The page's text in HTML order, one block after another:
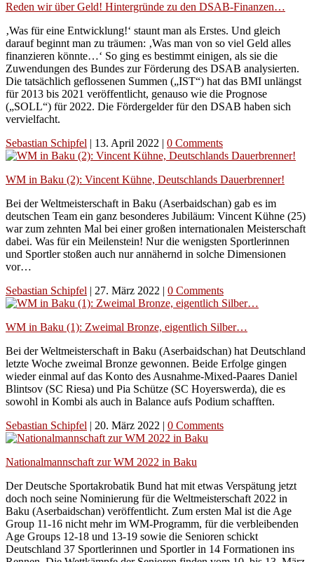
Reden wir über Geld! Hintergründe zu den DSAB-Finanzen…
‚Was für eine Entwicklung!‘ staunt man als Erstes. Und gleich
darauf beginnt man zu träumen: ‚Was man von so viel Geld alles
finanzieren könnte…‘ So ging es bestimmt einigen, als sie die
Zuwendungen des Bundes zur Förderung des DSAB analysierten.
Die tatsächlich geflossenen Summen („IST“) hat das BMI unlängst
für 2013 bis 2021 veröffentlicht, genauso wie die Prognose
(„SOLL“) für 2022. Die Fördergelder für den DSAB haben sich
vervielfacht.
Sebastian Schipfel | 13. April 2022 | 0 Comments
WM in Baku (2): Vincent Kühne, Deutschlands Dauerbrenner!
Bei der Weltmeisterschaft in Baku (Aserbaidschan) gab es im
deutschen Team ein ganz besonderes Jubiläum: Vincent Kühne (25)
war zum zehnten Mal bei einer großen internationalen Meisterschaft
dabei. Was für ein Meilenstein! Nur die wenigsten Sportlerinnen
und Sportler stoßen auch nur annähernd in solche Dimensionen
vor…
Sebastian Schipfel | 27. März 2022 | 0 Comments
WM in Baku (1): Zweimal Bronze, eigentlich Silber…
Bei der Weltmeisterschaft in Baku (Aserbaidschan) hat Deutschland
letzte Woche zweimal Bronze gewonnen. Beide Erfolge gingen
wieder einmal auf das Konto des Ausnahme-Mixed-Paares Daniel
Blintsov (SC Riesa) und Pia Schütze (SC Hoyerswerda), die es
sowohl in Kombi als auch in Balance aufs Podium schafften.
Sebastian Schipfel | 20. März 2022 | 0 Comments
Nationalmannschaft zur WM 2022 in Baku
Der Deutsche Sportakrobatik Bund hat mit etwas Verspätung jetzt
doch noch seine Nominierung für die Weltmeisterschaft 2022 in
Baku (Aserbaidschan) veröffentlicht. Zum ersten Mal ist die Age
Group 11-16 nicht mehr im WM-Programm, für die verbleibenden
Age Groups 12-18 und 13-19 sowie die Senioren schickt
Deutschland 37 Sportlerinnen und Sportler in 14 Formationen ins